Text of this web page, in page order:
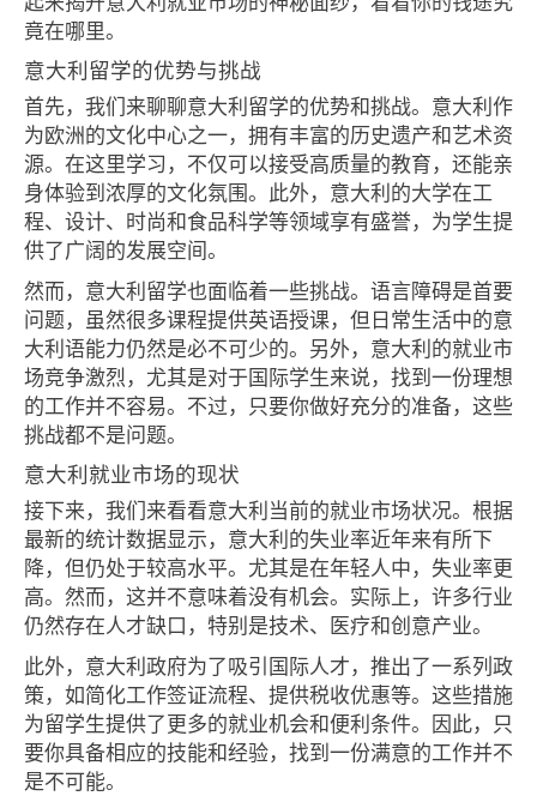
竟在哪里。
意大利留学的优势与挑战
首先，我们来聊聊意大利留学的优势和挑战。意大利作
为欧洲的文化中心之一，拥有丰富的历史遗产和艺术资
源。在这里学习，不仅可以接受高质量的教育，还能亲
身体验到浓厚的文化氛围。此外，意大利的大学在工
程、设计、时尚和食品科学等领域享有盛誉，为学生提
供了广阔的发展空间。
然而，意大利留学也面临着一些挑战。语言障碍是首要
问题，虽然很多课程提供英语授课，但日常生活中的意
大利语能力仍然是必不可少的。另外，意大利的就业市
场竞争激烈，尤其是对于国际学生来说，找到一份理想
的工作并不容易。不过，只要你做好充分的准备，这些
挑战都不是问题。
意大利就业市场的现状
接下来，我们来看看意大利当前的就业市场状况。根据
最新的统计数据显示，意大利的失业率近年来有所下
降，但仍处于较高水平。尤其是在年轻人中，失业率更
高。然而，这并不意味着没有机会。实际上，许多行业
仍然存在人才缺口，特别是技术、医疗和创意产业。
此外，意大利政府为了吸引国际人才，推出了一系列政
策，如简化工作签证流程、提供税收优惠等。这些措施
为留学生提供了更多的就业机会和便利条件。因此，只
要你具备相应的技能和经验，找到一份满意的工作并不
是不可能。